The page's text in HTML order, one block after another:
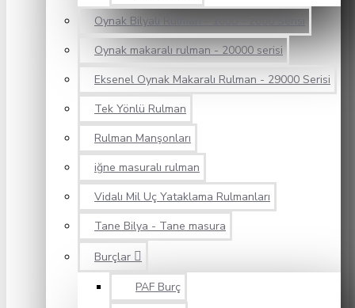
Oynak Bilyalı Rulman - 1000 - 2000 Serisi
Oynak makaralı rulman - 20000 serisi
Eksenel Oynak Makaralı Rulman - 29000 Serisi
Tek Yönlü Rulman
Rulman Manşonları
iğne masuralı rulman
Vidalı Mil Uç Yataklama Rulmanları
Tane Bilya - Tane masura
Burçlar
PAF Burç